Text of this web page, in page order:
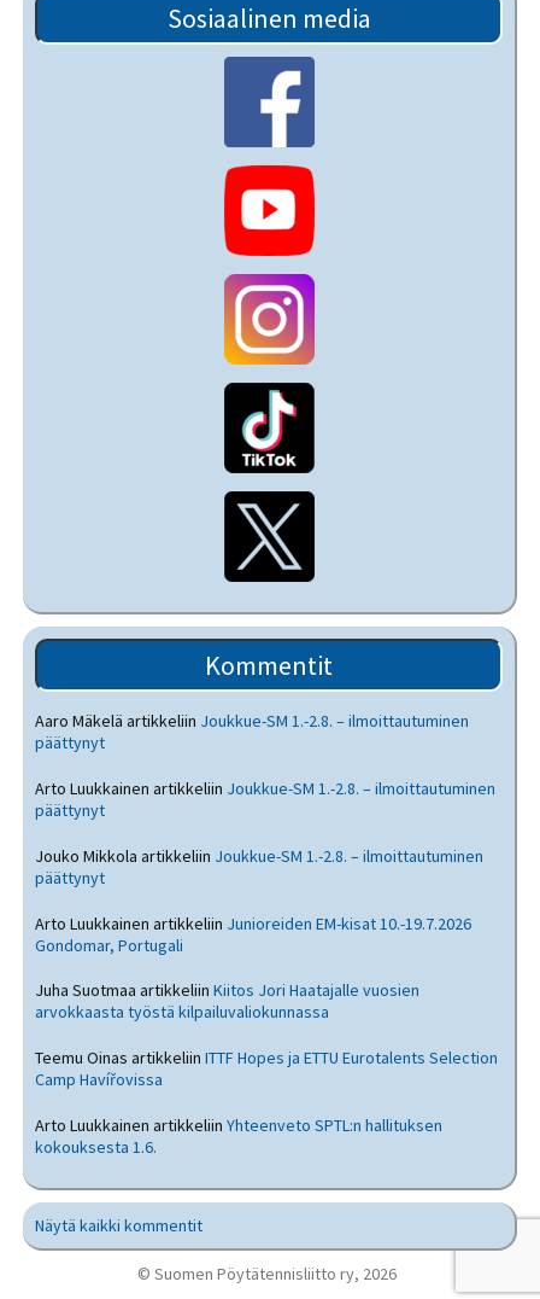
Sosiaalinen media
Kommentit
Aaro Mäkelä artikkeliin Joukkue-SM 1.-2.8. – ilmoittautuminen
päättynyt
Arto Luukkainen artikkeliin Joukkue-SM 1.-2.8. – ilmoittautuminen
päättynyt
Jouko Mikkola artikkeliin Joukkue-SM 1.-2.8. – ilmoittautuminen
päättynyt
Arto Luukkainen artikkeliin Junioreiden EM-kisat 10.-19.7.2026
Gondomar, Portugali
Juha Suotmaa artikkeliinKiitos Jori Haatajalle vuosien
arvokkaasta työstä kilpailuvaliokunnassa
Teemu Oinas artikkeliinITTF Hopes ja ETTU Eurotalents Selection
Camp Havířovissa
Arto Luukkainen artikkeliinYhteenveto SPTL:n hallituksen
kokouksesta 1.6.
Näytä kaikki kommentit
© Suomen Pöytätennisliitto ry, 2026